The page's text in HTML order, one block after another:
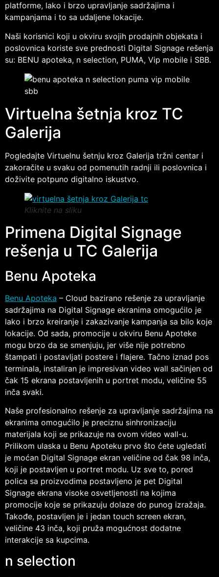
platforme, lako i brzo upravljanje sadržajima i
kampanjama i to sa udaljene lokacije.
Naši korisnici koji u okviru svojih prodajnih objekata i
poslovnica koriste sve prednosti Digital Signage rešenja
su: BENU apoteka, n selection, PUMA, Vip mobile i SBB.
Virtuelna šetnja kroz TC
Galerija
Pogledajte Virtuelnu šetnju kroz Galerija tržni centar i
zakoračite u svaku od pomenutih radnji ili poslovnica i
doživite potpuno digitalno iskustvo.
Kliknite na sliku
Primena Digital Signage
rešenja u TC Galerija
Benu Apoteka
Benu Apoteka – Cloud bazirano rešenje za upravljanje
sadržajima na Digital Signage ekranima omogućilo je
lako i brzo kreiranje i zakazivanje kampanja sa bilo koje
lokacije. Od sada, promocije u okviru Benu Apoteke
mogu brzo da se smenjuju, jer više nije potrebno
štampati i postavljati postere i flajere. Tačno iznad pos
terminala, instaliran je impresivan video wall sačinjen od
čak 15 ekrana postavljenih u portret modu, veličine 55
inča svaki.
Naše profesionalno rešenje za upravljanje sadržajima na
ekranima omogućilo je preciznu sinhronizaciju
materijala koji se prikazuje na ovom video wall-u.
Prilikom ulaska u Benu Apoteku prvo što ćete ugledati
je moćan Digital Signage ekran veličine od čak 98 inča,
koji je postavljen u portret modu. Uz sve to, pored
polica sa proizvodima postavljeno je pet Digital
Signage ekrana visoke osvetljenosti na kojima
promocije koje se prikazuju dolaze do punog izražaja.
Takođe, postavljen je i jedan touch screen ekran,
veličine 43 inča, koji pruža mogućnost dodatne
interakcije sa kupcima.
n selection